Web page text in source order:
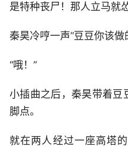
是特种丧尸！那人立马就
秦昊冷哼一声“豆豆你该
“哦！”
小插曲之后，秦昊带着豆
脚点。
就在两人经过一座高塔